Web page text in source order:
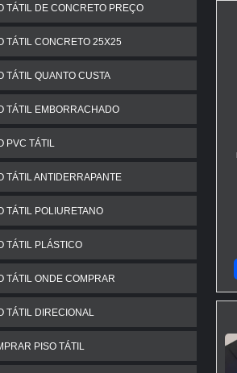
TÁTIL DE CONCRETO PREÇO
TÁTIL CONCRETO 25X25
TÁTIL QUANTO CUSTA
TÁTIL EMBORRACHADO
PVC TÁTIL
TÁTIL ANTIDERRAPANTE
TÁTIL POLIURETANO
TÁTIL PLÁSTICO
TÁTIL ONDE COMPRAR
TÁTIL DIRECIONAL
PISO TÁTIL